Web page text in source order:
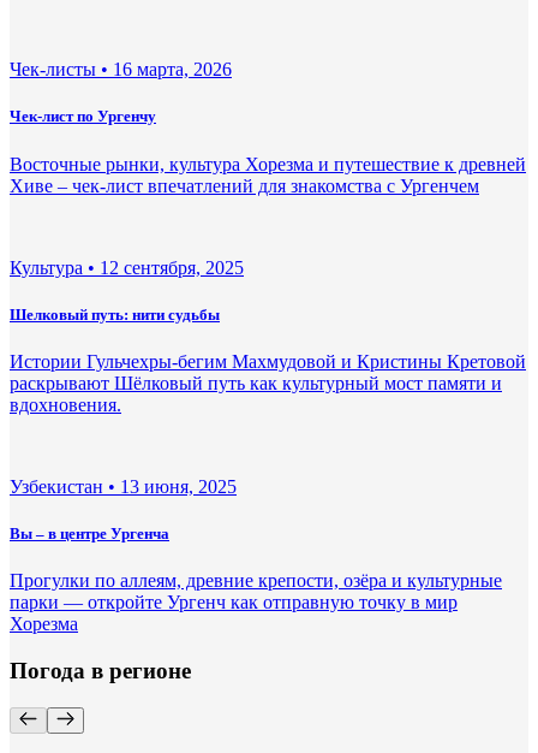
Чек-листы • 16 марта, 2026
Чек-лист по Ургенчу
Восточные рынки, культура Хорезма и путешествие к древней
Хиве – чек-лист впечатлений для знакомства с Ургенчем
Культура • 12 сентября, 2025
Шелковый путь: нити судьбы
Истории Гульчехры-бегим Махмудовой и Кристины Кретовой
раскрывают Шёлковый путь как культурный мост памяти и
вдохновения.
Узбекистан • 13 июня, 2025
Вы – в центре Ургенча
Прогулки по аллеям, древние крепости, озёра и культурные
парки — откройте Ургенч как отправную точку в мир
Хорезма
Погода в регионе